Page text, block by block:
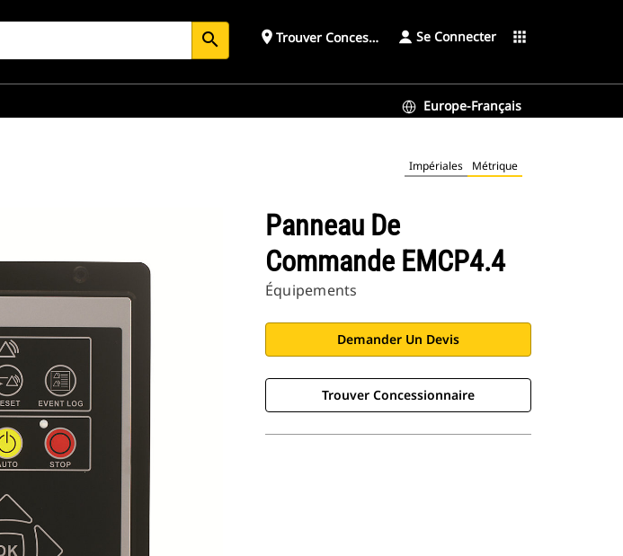
search place Trouver ConcessionnaireSe Connecter apps
Europe-Français
Impériales Métrique
Panneau De
Commande EMCP4.4
Équipements
Demander Un Devis
Trouver Concessionnaire